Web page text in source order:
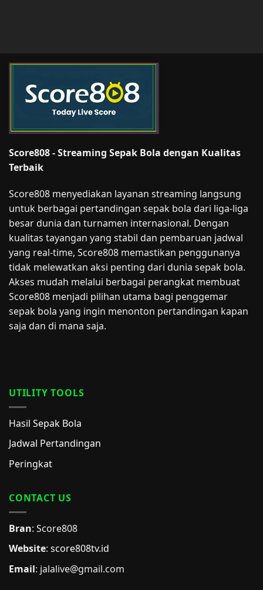
Score808 - Streaming Sepak Bola dengan Kualitas
Terbaik
Score808 menyediakan layanan streaming langsung
untuk berbagai pertandingan sepak bola dari liga-liga
besar dunia dan turnamen internasional. Dengan
kualitas tayangan yang stabil dan pembaruan jadwal
yang real-time, Score808 memastikan penggunanya
tidak melewatkan aksi penting dari dunia sepak bola.
Akses mudah melalui berbagai perangkat membuat
Score808 menjadi pilihan utama bagi penggemar
sepak bola yang ingin menonton pertandingan kapan
saja dan di mana saja.
UTILITY TOOLS
Hasil Sepak Bola
Jadwal Pertandingan
Peringkat
CONTACT US
Bran: Score808
Website: score808tv.id
Email: jalalive@gmail.com